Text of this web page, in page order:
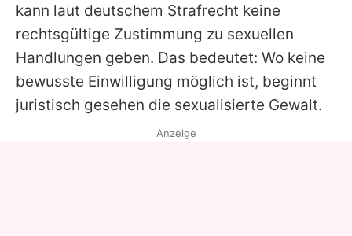
kann laut deutschem Strafrecht keine
rechtsgültige Zustimmung zu sexuellen
Handlungen geben. Das bedeutet: Wo keine
bewusste Einwilligung möglich ist, beginnt
juristisch gesehen die sexualisierte Gewalt.
Anzeige